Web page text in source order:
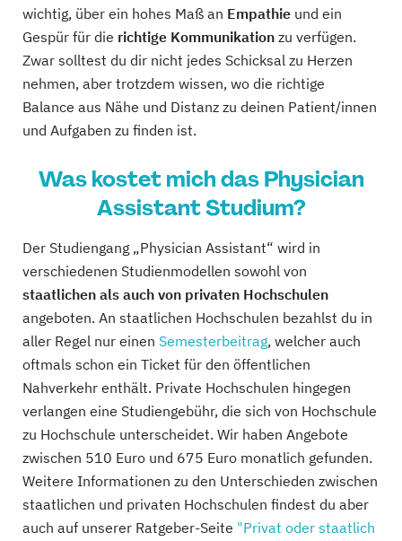
wichtig, über ein hohes Maß an Empathie und ein
Gespür für die richtige Kommunikation zu verfügen.
Zwar solltest du dir nicht jedes Schicksal zu Herzen
nehmen, aber trotzdem wissen, wo die richtige
Balance aus Nähe und Distanz zu deinen Patient/innen
und Aufgaben zu finden ist.
Was kostet mich das Physician
Assistant Studium?
Der Studiengang „Physician Assistant“ wird in
verschiedenen Studienmodellen sowohl von
staatlichen als auch von privaten Hochschulen
angeboten. An staatlichen Hochschulen bezahlst du in
aller Regel nur einen Semesterbeitrag, welcher auch
oftmals schon ein Ticket für den öffentlichen
Nahverkehr enthält. Private Hochschulen hingegen
verlangen eine Studiengebühr, die sich von Hochschule
zu Hochschule unterscheidet. Wir haben Angebote
zwischen 510 Euro und 675 Euro monatlich gefunden.
Weitere Informationen zu den Unterschieden zwischen
staatlichen und privaten Hochschulen findest du aber
auch auf unserer Ratgeber-Seite "Privat oder staatlich